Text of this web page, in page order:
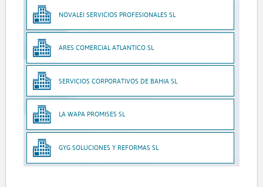
NOVALEI SERVICIOS PROFESIONALES SL
ARES COMERCIAL ATLANTICO SL
SERVICIOS CORPORATIVOS DE BAHIA SL
LA WAPA PROMISES SL
GYG SOLUCIONES Y REFORMAS SL